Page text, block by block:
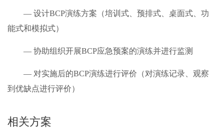
— 设计BCP演练方案（培训式、预排式、桌面式、功
能式和模拟式）
— 协助组织开展BCP应急预案的演练并进行监测
— 对实施后的BCP演练进行评价（对演练记录、观察
到优缺点进行评价）
相关方案